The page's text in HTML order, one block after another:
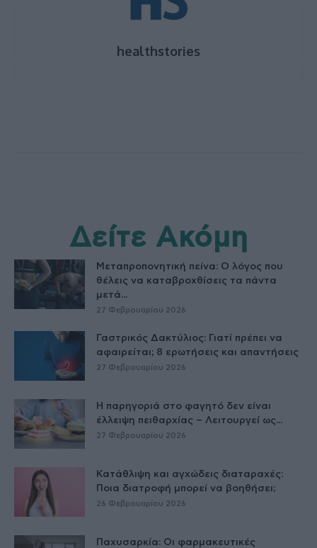
healthstories
Δείτε Ακόμη
Μεταπροπονητική πείνα: Ο λόγος που
θέλεις να καταβροχθίσεις τα πάντα
μετά...
27 Φεβρουαρίου 2026
Γαστρικός Δακτύλιος: Γιατί πρέπει να
αφαιρείται; 8 ερωτήσεις και απαντήσεις
27 Φεβρουαρίου 2026
Η παρηγοριά στο φαγητό δεν είναι
έλλειψη πειθαρχίας – Λειτουργεί ως...
27 Φεβρουαρίου 2026
Κατάθλιψη και αγχώδεις διαταραχές:
Ποια διατροφή μπορεί να βοηθήσει;
26 Φεβρουαρίου 2026
Παχυσαρκία: Οι φαρμακευτικές